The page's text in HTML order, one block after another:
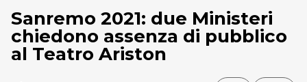
Sanremo 2021: due Ministeri
chiedono assenza di pubblico
al Teatro Ariston